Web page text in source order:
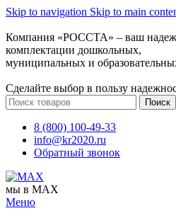
Skip to navigation Skip to main
Компания «РОССТА» – ваш
комплектации дошкольных,
муниципальных и
Сделайте выбор в пользу
Поиск
8 (800) 100-49-33
info@kr2020.ru
Обратный звонок
мы в MAX
Меню